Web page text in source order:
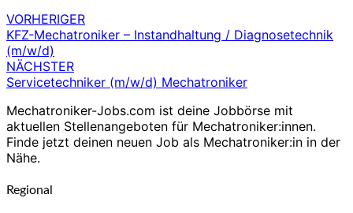
Beitragsnavigation
VORHERIGER
KFZ-Mechatroniker – Instandhaltung / Diagnosetechnik
(m/w/d)
NÄCHSTER
Servicetechniker (m/w/d) Mechatroniker
Mechatroniker-Jobs.com ist deine Jobbörse mit
aktuellen Stellenangeboten für Mechatroniker:innen.
Finde jetzt deinen neuen Job als Mechatroniker:in in der
Nähe.
Regional